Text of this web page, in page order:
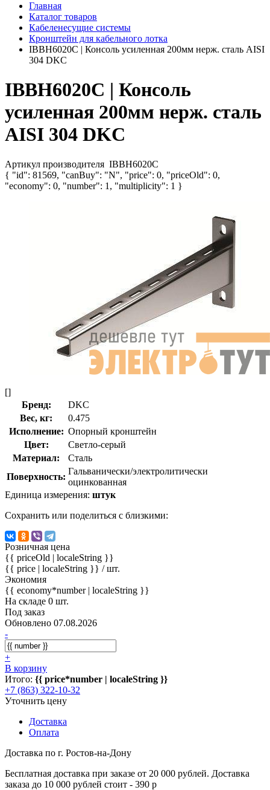
Главная
Каталог товаров
Кабеленесущие системы
Кронштейн для кабельного лотка
IBBH6020C | Консоль усиленная 200мм нерж. сталь AISI
304 DKC
IBBH6020C | Консоль
усиленная 200мм нерж. сталь
AISI 304 DKC
Артикул производителя IBBH6020C
{ "id": 81569, "canBuy": "N", "price": 0, "priceOld": 0,
"economy": 0, "number": 1, "multiplicity": 1 }
[]
Бренд:
DKC
Вес, кг:
0.475
Исполнение: Опорный кронштейн
Цвет:
Светло-серый
Материал:
Сталь
Поверхность:
Гальванически/электролитически
оцинкованная
Единица измерения: штук
Сохранить или поделиться с близкими:
Розничная цена
{{ priceOld | localeString }}
{{ price | localeString }} / шт.
Экономия
{{ economy*number | localeString }}
На складе 0 шт.
Под заказ
Обновлено 07.08.2026
-
+
В корзину
Итого: {{ price*number | localeString }}
+7 (863) 322-10-32
Уточнить цену
Доставка
Оплата
Доставка по г. Ростов-на-Дону
Бесплатная доставка при заказе от 20 000 рублей. Доставка
заказа до 10 000 рублей стоит - 390 р